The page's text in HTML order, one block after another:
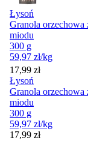
Łysoń
Granola orzechowa
miodu
300 g
59,97 zł/kg
Cena
17,99 zł
Łysoń
Granola orzechowa
miodu
300 g
59,97 zł/kg
Cena
17,99 zł